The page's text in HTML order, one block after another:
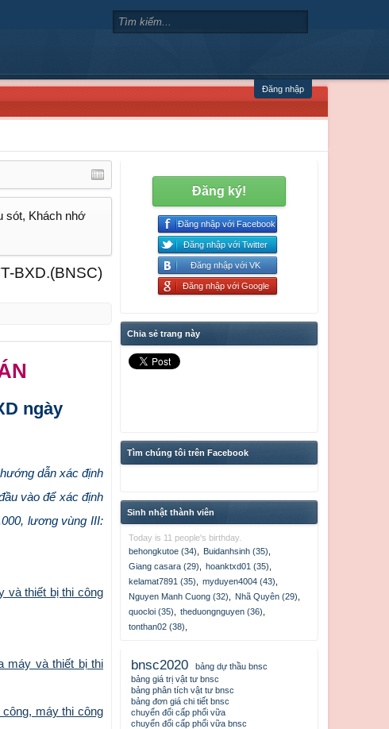
Đăng nhập
sót, Khách nhớ
BXD.(BNSC)
ngày
dẫn xác định
vào để xác định
lương vùng III:
và thiết bị thi công
máy và thiết bị thi
máy thi công
Đăng ký!
Đăng nhập với Facebook
Đăng nhập với Twitter
Đăng nhập với VK
Đăng nhập với Google
Chia sẻ trang này
Tìm chúng tôi trên Facebook
Sinh nhật thành viên
Today is 11 people's birthday.
behongkutoe (34)
Buidanhsinh (35)
Giang casara (29)
hoanktxd01 (35)
kelamat7891 (35)
myduyen4004 (43)
Nguyen Manh Cuong (32)
Nhã Quyên (29)
quocloi (35)
theduongnguyen (36)
tonthan02 (38)
bnsc2020
bảng dự thầu bnsc
bảng giá trị vật tư bnsc
bảng phân tích vật tư bnsc
bảng đơn giá chi tiết bnsc
chuyển đổi cấp phối vữa
chuyển đổi cấp phối vữa bnsc